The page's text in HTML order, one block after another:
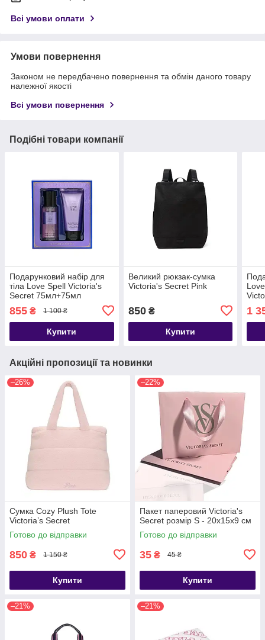
Всі умови оплати
Умови повернення
Законом не передбачено повернення та обмін даного товару
належної якості
Всі умови повернення
Подібні товари компанії
Подарунковий набір для
тіла Love Spell Victoria's
Secret 75мл+75мл
855 ₴ 1 100 ₴
Купити
Великий рюкзак-сумка
Victoria's Secret Pink
850₴
Купити
1
Акційні пропозиції та новинки
–26%
Сумка Cozy Plush Tote
Victoria’s Secret
Готово до відправки
850 ₴ 1 150 ₴
Купити
–22%
Пакет паперовий Victoria's
Secret розмір S - 20х15х9 см
Готово до відправки
35 ₴ 45 ₴
Купити
–21% –21%